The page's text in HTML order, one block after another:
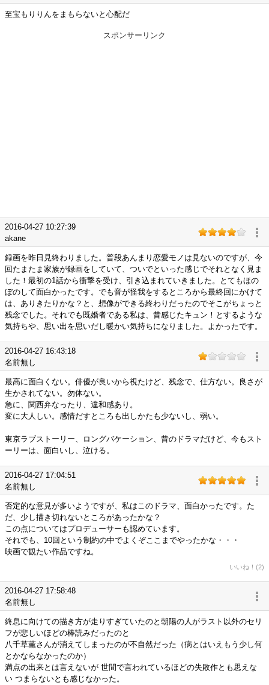
至宝もりりんをまもらないと心配だ
スポンサーリンク
2016-04-27 10:27:39
akane
録画を昨日見終わりました。普段あんまり恋愛モノは見ないのですが、今
回たまたま家族が録画をしていて、ついでといった感じでそれとなく見ま
した！最初の1話から衝撃を受け、引き込まれていきました。とてもほの
ぼのして面白かったです。でも音が怪我をするところから最終回にかけて
は、ありきたりかな？と、想像ができる終わりだったのでそこがちょっと
残念でした。それでも既婚者である私は、昔感じたキュン！とするような
気持ちや、思い出を思いだし暖かい気持ちになりました。よかったです。
2016-04-27 16:43:18
名前無し
最高に面白くない。俳優が良いから視たけど、残念で、仕方ない。良さが
生かされてない。勿体ない。
急に、関西弁なったり、違和感あり。
変に大人しい。感情だすところも出しかたも少ないし、弱い。
東京ラブストーリー、ロングバケーション、昔のドラマだけど、今もスト
ーリーは、面白いし、泣ける。
2016-04-27 17:04:51
名前無し
否定的な意見が多いようですが、私はこのドラマ、面白かったです。た
だ、少し描き切れないところがあったかな？
この点についてはプロデューサーも認めています。
それでも、10回という制約の中でよくぞここまでやったかな・・・
映画で観たい作品ですね。
いいね！(2)
2016-04-27 17:58:48
名前無し
終息に向けての描き方が走りすぎていたのと朝陽の人がラスト以外のセリ
フが悲しいほどの棒読みだったのと
八千草薫さんが消えてしまったのが不自然だった（病とはいえもう少し何
とかならなかったのか）
満点の出来とは言えないが 世間で言われているほどの失敗作とも思えな
い つまらないとも感じなかった。